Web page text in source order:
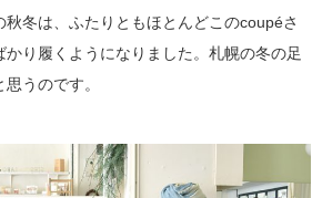
秋冬は、ふたりともほとんどこのcoupéさ
かり履くようになりました。札幌の冬の足
うのです。